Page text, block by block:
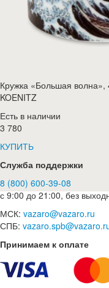
Кружка «Большая
KOENITZ
Есть в наличии
3 780
КУПИТЬ
Служба поддержки
8 (800) 600-39-08
с 9:00 до 21:00, без
МСК: vazaro@vazaro.ru
СПБ:
Принимаем к оплате